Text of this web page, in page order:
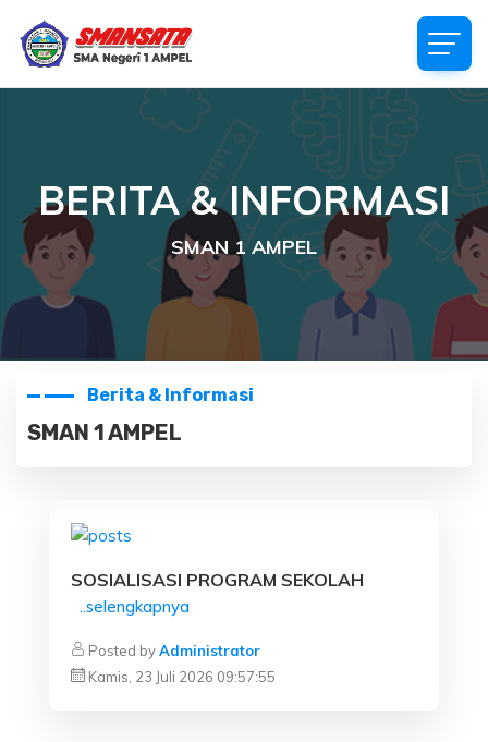
BERITA & INFORMASI
SMAN 1 AMPEL
Berita & Informasi
SMAN 1 AMPEL
SOSIALISASI PROGRAM SEKOLAH
..selengkapnya
Posted byAdministrator
Kamis, 23 Juli 2026 09:57:55